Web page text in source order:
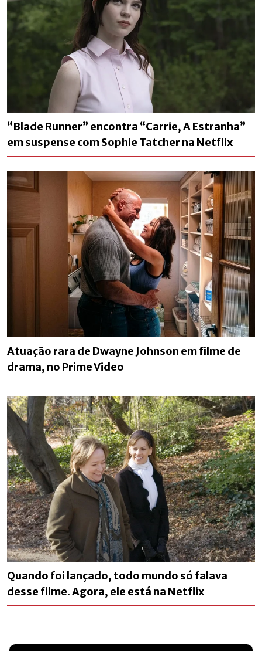
“Blade Runner” encontra “Carrie, A Estranha”
em suspense com Sophie Tatcher na Netflix
Atuação rara de Dwayne Johnson em filme de
drama, no Prime Video
Quando foi lançado, todo mundo só falava
desse filme. Agora, ele está na Netflix